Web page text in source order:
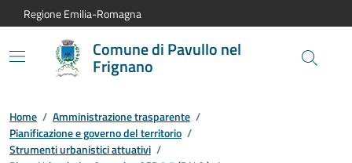
Vai al contenuto principale
Vai alla navigazione del sito
Vai al piede di pagina
Regione Emilia-Romagna
Comune di Pavullo nel
Frignano
Home / Amministrazione trasparente /
Pianificazione e governo del territorio /
Strumenti urbanistici attuativi /